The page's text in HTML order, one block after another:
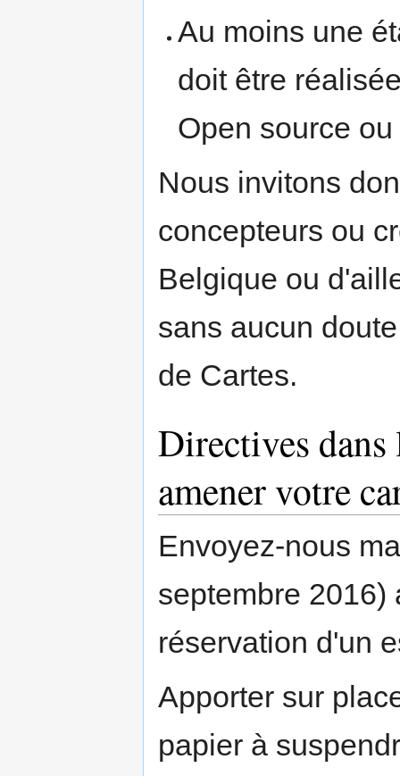
Au moins une
doit être
Open source
Nous invitons
concepteurs ou
Belgique ou
sans aucun
de Cartes.
Directives dans
amener votre
Envoyez-nous
septembre 2016)
réservation d'un
Apporter sur
papier à